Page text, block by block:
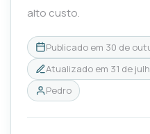
alto custo.
Publicado em 30 de
Atualizado em 31 de
Pedro